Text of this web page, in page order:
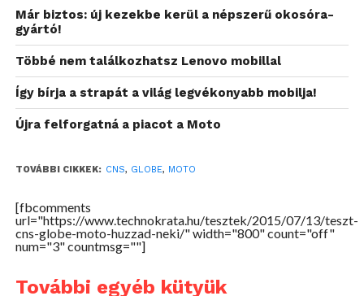
művelethez félre is kellett húzódni. Na, ezeket a
megállásokat és félrehúzódásokat, na meg ezeket az
eltévedéseket csökkenti minimálisra egy olyan
navigációs eszköz, amely motorozás közben is jól
kezelhető, jól látható és bírja az időjárás
viszontagságait is.
Már biztos: új kezekbe kerül a népszerű okosóra-
gyártó!
Többé nem találkozhatsz Lenovo mobillal
Így bírja a strapát a világ legvékonyabb mobilja!
Újra felforgatná a piacot a Moto
TOVÁBBI CIKKEK: CNS, GLOBE, MOTO
[fbcomments
url="https://www.technokrata.hu/tesztek/2015/07/13/teszt-
cns-globe-moto-huzzad-neki/" width="800" count="off"
num="3" countmsg=""]
További egyéb kütyük